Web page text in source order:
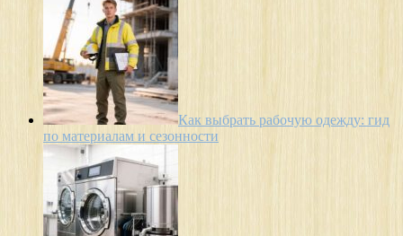
Как выбрать рабочую одежду: гид
по материалам и сезонности